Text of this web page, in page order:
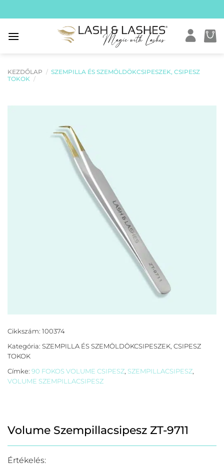
to
content
KEZDŐLAP / SZEMPILLA ÉS SZEMÖLDÖKCSIPESZEK, CSIPESZ
TOKOK /
Cikkszám: 100374
Kategória: SZEMPILLA ÉS SZEMÖLDÖKCSIPESZEK, CSIPESZ
TOKOK
Címke: 90 FOKOS VOLUME CSIPESZ, SZEMPILLACSIPESZ,
VOLUME SZEMPILLACSIPESZ
Volume Szempillacsipesz ZT-9711
Értékelés: